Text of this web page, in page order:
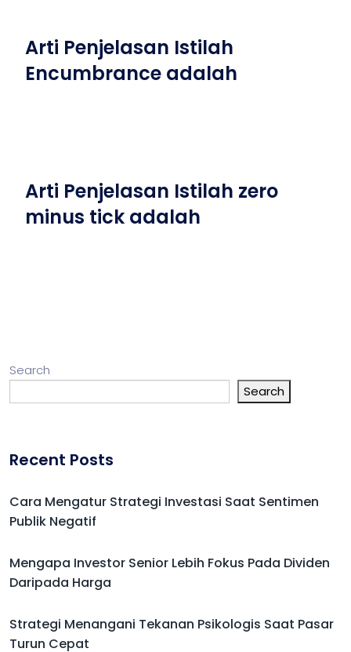
Arti Penjelasan Istilah
Encumbrance adalah
Arti Penjelasan Istilah zero
minus tick adalah
Search
Search
Recent Posts
Cara Mengatur Strategi Investasi Saat Sentimen
Publik Negatif
Mengapa Investor Senior Lebih Fokus Pada Dividen
Daripada Harga
Strategi Menangani Tekanan Psikologis Saat Pasar
Turun Cepat